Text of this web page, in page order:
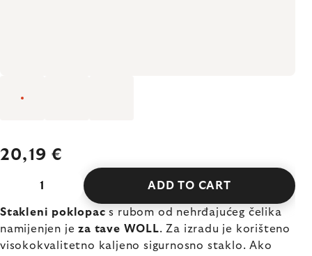
20,19 €
ADD TO CART
Stakleni poklopacs rubom od nehrđajućeg čelika
namijenjen jeza tave WOLL. Za izradu je korišteno
visokokvalitetno kaljeno sigurnosno staklo. Ako